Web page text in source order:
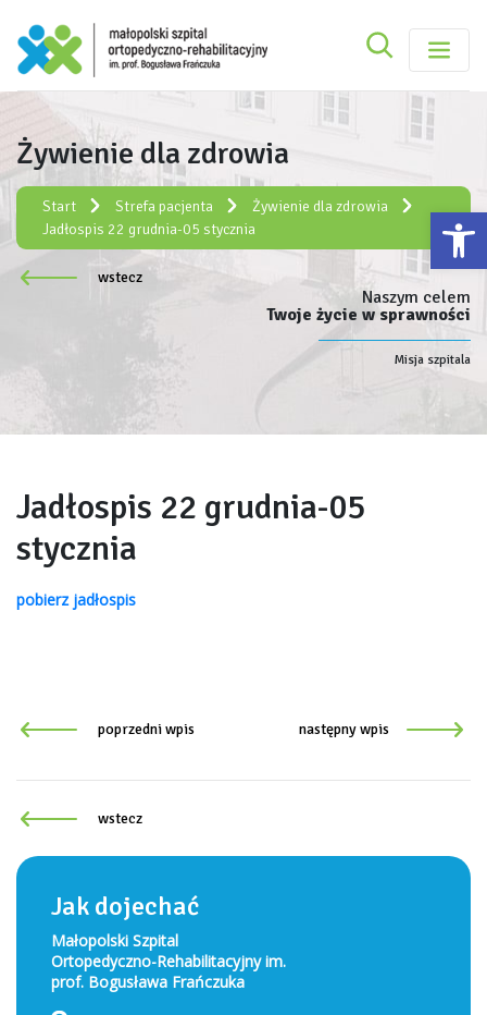
Małopolski Szpital Ortopedyczno-Szukaj
Szukaj
Żywienie dla zdrowia
Start Strefa pacjenta
Żywienie dla zdrowia
Jadłospis 22 grudnia-05 stycznia
wstecz
Naszym celem
Twoje życie w sprawności
Misja szpitala
Jadłospis 22 grudnia-05
stycznia
pobierzjadłospis
poprzedni wpis następny wpis
wstecz
Jak dojechać
Małopolski Szpital
Ortopedyczno-Rehabilitacyjny im.
prof. Bogusława Frańczuka